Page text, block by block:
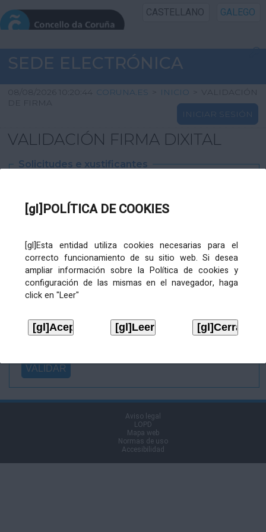
[gl]POLÍTICA DE COOKIES
[gl]Esta entidad utiliza cookies necesarias para el
correcto funcionamiento de su sitio web. Si desea
ampliar información sobre la Política de cookies y
configuración de las mismas en el navegador, haga
click en "Leer"
CASTELLANO GALEGO
INICIO SEDE
INICIO
INFORMACIÓN PÚBLICA
SEDE ELECTRÓNICA
08/08/2026 10:20:44 CORUNA.ES > INICIO >
VALIDACIÓN
DE FIRMA
INICIAR SESIÓN
VALIDACIÓN FIRMA DIXITAL
Solicitudes e xustificantes
XML
Ficheiros varios
Ficheiro
asinado:
firma (.p7s):
Aviso legal
LOPD
Mapa web
Normas de uso
Accesibilidad